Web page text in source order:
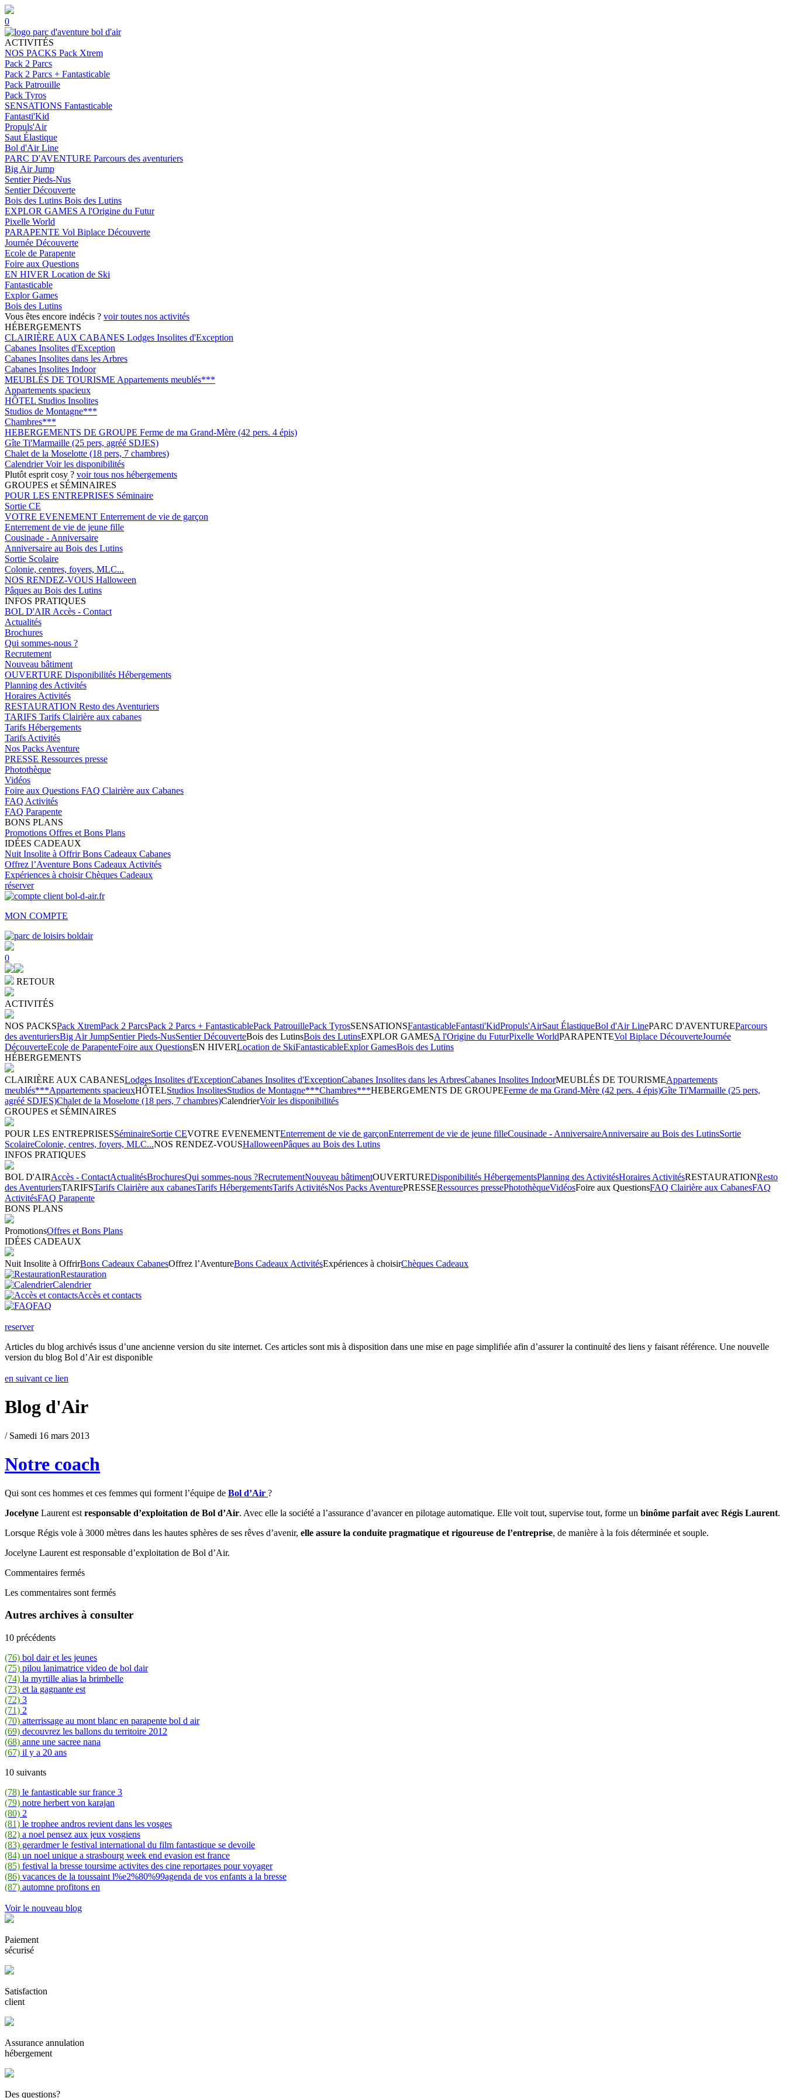
0
ACTIVITÉS
NOS PACKS Pack Xtrem
Pack 2 Parcs
Pack 2 Parcs + Fantasticable
Pack Patrouille
Pack Tyros
SENSATIONS Fantasticable
Fantasti'Kid
Propuls'Air
Saut Élastique
Bol d'Air Line
PARC D'AVENTURE Parcours des aventuriers
Big Air Jump
Sentier Pieds-Nus
Sentier Découverte
Bois des Lutins Bois des Lutins
EXPLOR GAMES A l'Origine du Futur
Pixelle World
PARAPENTE Vol Biplace Découverte
Journée Découverte
Ecole de Parapente
Foire aux Questions
EN HIVER Location de Ski
Fantasticable
Explor Games
Bois des Lutins
Vous êtes encore indécis ? voir toutes nos activités
HÉBERGEMENTS
CLAIRIÈRE AUX CABANES Lodges Insolites d'Exception
Cabanes Insolites d'Exception
Cabanes Insolites dans les Arbres
Cabanes Insolites Indoor
MEUBLÉS DE TOURISME Appartements meublés***
Appartements spacieux
HÔTEL Studios Insolites
Studios de Montagne***
Chambres***
HEBERGEMENTS DE GROUPE Ferme de ma Grand-Mère (42 pers. 4 épis)
Gîte Ti'Marmaille (25 pers, agréé SDJES)
Chalet de la Moselotte (18 pers, 7 chambres)
CalendrierVoir les disponibilités
Plutôt esprit cosy ? voir tous nos hébergements
GROUPES et SÉMINAIRES
POUR LES ENTREPRISES Séminaire
Sortie CE
VOTRE EVENEMENT Enterrement de vie de garçon
Enterrement de vie de jeune fille
Cousinade - Anniversaire
Anniversaire au Bois des Lutins
Sortie Scolaire
Colonie, centres, foyers, MLC...
NOS RENDEZ-VOUS Halloween
Pâques au Bois des Lutins
INFOS PRATIQUES
BOL D'AIR Accès - Contact
Actualités
Brochures
Qui sommes-nous ?
Recrutement
Nouveau bâtiment
OUVERTURE Disponibilités Hébergements
Planning des Activités
Horaires Activités
RESTAURATION Resto des Aventuriers
TARIFS Tarifs Clairière aux cabanes
Tarifs Hébergements
Tarifs Activités
Nos Packs Aventure
PRESSE Ressources presse
Photothèque
Vidéos
Foire aux Questions FAQ Clairière aux Cabanes
FAQ Activités
FAQ Parapente
BONS PLANS
Promotions Offres et Bons Plans
IDÉES CADEAUX
Nuit Insolite à OffrirBons Cadeaux Cabanes
Offrez l’Aventure Bons Cadeaux Activités
Expériences à choisirChèques Cadeaux
réserver
MON COMPTE
0
RETOUR
ACTIVITÉS
NOS PACKSPack XtremPack 2 ParcsPack 2 Parcs + FantasticablePack PatrouillePack TyrosSENSATIONSFantasticableFantasti'KidPropuls'AirSaut ÉlastiqueBol d'Air LinePARC D'AVENTUREParcours
des aventuriersBig Air JumpSentier Pieds-NusSentier DécouverteBois des LutinsBois des LutinsEXPLOR GAMESA l'Origine du FuturPixelle WorldPARAPENTEVol Biplace DécouverteJournée
DécouverteEcole de ParapenteFoire aux QuestionsEN HIVERLocation de SkiFantasticableExplor GamesBois des Lutins
HÉBERGEMENTS
CLAIRIÈRE AUX CABANESLodges Insolites d'ExceptionCabanes Insolites d'ExceptionCabanes Insolites dans les ArbresCabanes Insolites IndoorMEUBLÉS DE TOURISMEAppartements
meublés***Appartements spacieuxHÔTELStudios InsolitesStudios de Montagne***Chambres***HEBERGEMENTS DE GROUPEFerme de ma Grand-Mère (42 pers. 4 épis)Gîte Ti'Marmaille (25 pers,
agréé SDJES)Chalet de la Moselotte (18 pers, 7 chambres)CalendrierVoir les disponibilités
GROUPES et SÉMINAIRES
POUR LES ENTREPRISESSéminaireSortie CEVOTRE EVENEMENTEnterrement de vie de garçonEnterrement de vie de jeune filleCousinade - AnniversaireAnniversaire au Bois des LutinsSortie
ScolaireColonie, centres, foyers, MLC...NOS RENDEZ-VOUSHalloweenPâques au Bois des Lutins
INFOS PRATIQUES
BOL D'AIRAccès - ContactActualitésBrochuresQui sommes-nous ?RecrutementNouveau bâtimentOUVERTUREDisponibilités HébergementsPlanning des ActivitésHoraires ActivitésRESTAURATIONResto
des AventuriersTARIFSTarifs Clairière aux cabanesTarifs HébergementsTarifs ActivitésNos Packs AventurePRESSERessources pressePhotothèqueVidéosFoire aux QuestionsFAQ Clairière aux CabanesFAQ
ActivitésFAQ Parapente
BONS PLANS
PromotionsOffres et Bons Plans
IDÉES CADEAUX
Nuit Insolite à OffrirBons Cadeaux CabanesOffrez l’AventureBons Cadeaux ActivitésExpériences à choisirChèques Cadeaux
Restauration
Calendrier
Accès et contacts
FAQ
reserver
Articles du blog archivés issus d’une ancienne version du site internet. Ces articles sont mis à disposition dans une mise en page simplifiée afin d’assurer la continuité des liens y faisant référence. Une nouvelle
version du blog Bol d’Air est disponible
en suivant ce lien
Blog d'Air
/ Samedi 16 mars 2013
Notre coach
Qui sont ces hommes et ces femmes qui forment l’équipe de Bol d’Air ?
Jocelyne Laurent est responsable d’exploitation de Bol d’Air. Avec elle la société a l’assurance d’avancer en pilotage automatique. Elle voit tout, supervise tout, forme un binôme parfait avec Régis Laurent.
Lorsque Régis vole à 3000 mètres dans les hautes sphères de ses rêves d’avenir, elle assure la conduite pragmatique et rigoureuse de l’entreprise, de manière à la fois déterminée et souple.
Jocelyne Laurent est responsable d’exploitation de Bol d’Air.
Commentaires fermés
Les commentaires sont fermés
Autres archives à consulter
10 précédents
(76) bol dair et les jeunes
(75) pilou lanimatrice video de bol dair
(74) la myrtille alias la brimbelle
(73) et la gagnante est
(72) 3
(71) 2
(70) atterrissage au mont blanc en parapente bol d air
(69) decouvrez les ballons du territoire 2012
(68) anne une sacree nana
(67) il y a 20 ans
10 suivants
(78) le fantasticable sur france 3
(79) notre herbert von karajan
(80) 2
(81) le trophee andros revient dans les vosges
(82) a noel pensez aux jeux vosgiens
(83) gerardmer le festival international du film fantastique se devoile
(84) un noel unique a strasbourg week end evasion est france
(85) festival la bresse toursime activites des cine reportages pour voyager
(86) vacances de la toussaint l%e2%80%99agenda de vos enfants a la bresse
(87) automne profitons en
Voir le nouveau blog
Paiement
sécurisé
Satisfaction
client
Assurance annulation
hébergement
Des questions?